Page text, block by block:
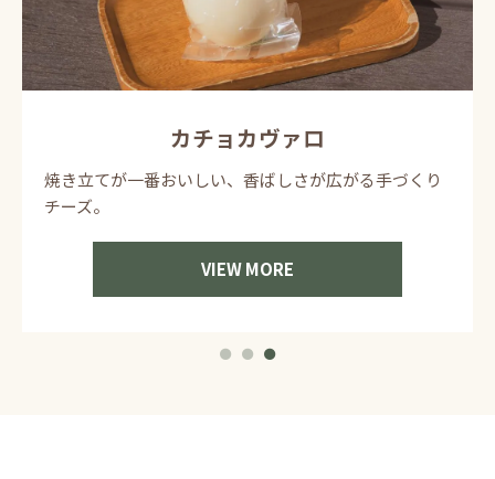
カチョカヴァロ
焼き立てが一番おいしい、香ばしさが広がる手づくり
チーズ。
VIEW MORE